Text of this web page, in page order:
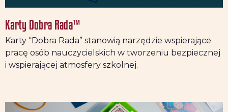
Karty Dobra Rada™
Karty “Dobra Rada” stanowią narzędzie wspierające
pracę osób nauczycielskich w tworzeniu bezpiecznej
i wspierającej atmosfery szkolnej.